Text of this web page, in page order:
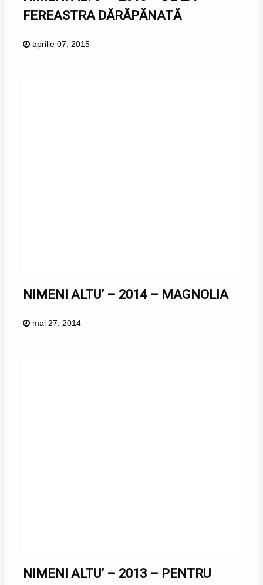
FEREASTRA DĂRĂPĂNATĂ
aprilie 07, 2015
NIMENI ALTU’ – 2014 – MAGNOLIA
mai 27, 2014
NIMENI ALTU’ – 2013 – PENTRU